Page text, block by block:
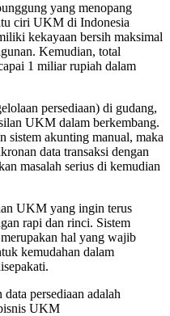
yang menopang
ciri UKM di Indonesia
kekayaan bersih maksimal
Kemudian, total
1 miliar rupiah dalam
persediaan) di gudang,
UKM dalam berkembang.
sistem akunting manual, maka
data transaksi dengan
masalah serius di kemudian
UKM yang ingin terus
rapi dan rinci. Sistem
hal yang wajib
kemudahan dalam
persediaan adalah
UKM